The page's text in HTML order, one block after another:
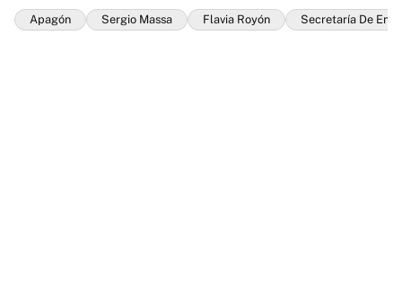
Apagón Sergio Massa Flavia Royón Secretaría De